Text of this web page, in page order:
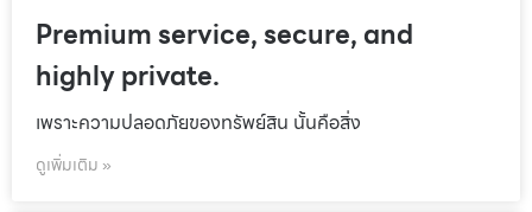
Premium service, secure, and
highly private.
เพราะความปลอดภัยของทรัพย์สิน นั้นคือสิ่ง
ดูเพิ่มเติม »